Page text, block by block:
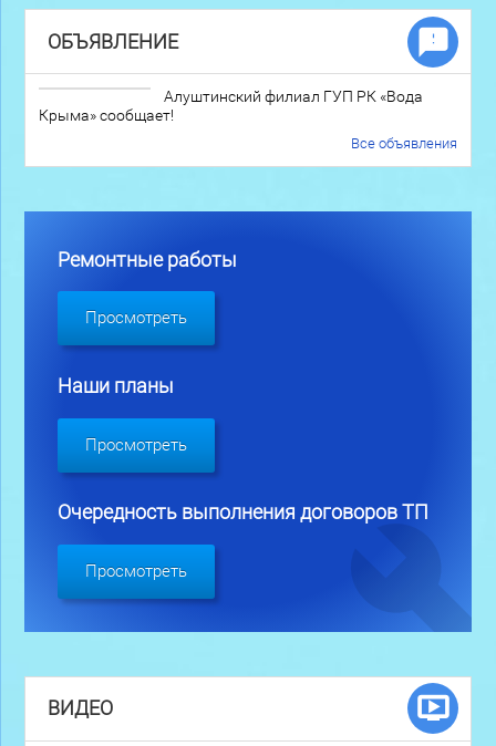
ОБЪЯВЛЕНИЕ
Алуштинский филиал ГУП РК «Вода
Крыма» сообщает!
Все объявления
Ремонтные работы
Просмотреть
Наши планы
Просмотреть
Очередность выполнения договоров ТП
Просмотреть
ВИДЕО